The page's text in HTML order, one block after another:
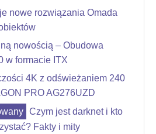
nowe rozwiązania Omada
nowością – Obudowa
w formacie ITX
4K z odświeżaniem 240
PRO AG276UZD
Czym jest darknet i kto
Fakty i mity